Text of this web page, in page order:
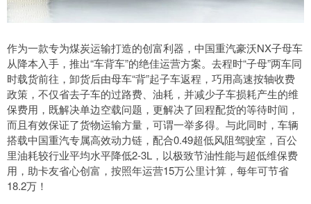
作为一款专为煤炭运输打造的创富利器，中国重汽豪沃NX子母车
从降本入手，推出“车背车”的绝佳运营方案。去程时“子母”两车同
时载货前往，卸货后由母车“背”起子车返程，巧用高速按轴收费
政策，不仅省去子车的过路费、油耗，并减少子车损耗产生的维
保费用，既解决单边空载问题，更解决了回程配货的等待时间，
而且有效保证了货物运输方量，可谓一举多得。与此同时，车辆
搭载中国重汽专属高效动力链，配合0.49超低风阻驾驶室，百公
里油耗较行业平均水平降低2-3L，以极致节油性能与超低维保费
用，助卡友省心创富，按照年运营15万公里计算，每年可节省
18.2万！